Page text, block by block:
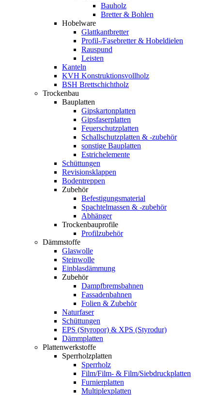
Bauholz
Bretter & Bohlen
Hobelware
Glattkantbretter
Profil-/Fasebretter & Hobeldielen
Rauspund
Leisten
Kanteln
KVH Konstruktionsvollholz
BSH Brettschichtholz
Trockenbau
Bauplatten
Gipskartonplatten
Gipsfaserplatten
Feuerschutzplatten
Schallschutzplatten & -zubehör
sonstige Bauplatten
Estrichelemente
Schüttungen
Revisionsklappen
Bodentreppen
Zubehör
Befestigungsmaterial
Spachtelmassen & -zubehör
Abhänger
Trockenbauprofile
Profilzubehör
Dämmstoffe
Glaswolle
Steinwolle
Einblasdämmung
Zubehör
Dampfbremsbahnen
Fassadenbahnen
Folien & Zubehör
Naturfaser
Schüttungen
EPS (Styropor) & XPS (Styrodur)
Dämmplatten
Plattenwerkstoffe
Sperrholzplatten
Sperrholz
Film/Film- & Film/Siebdruckplatten
Furnierplatten
Multiplexplatten